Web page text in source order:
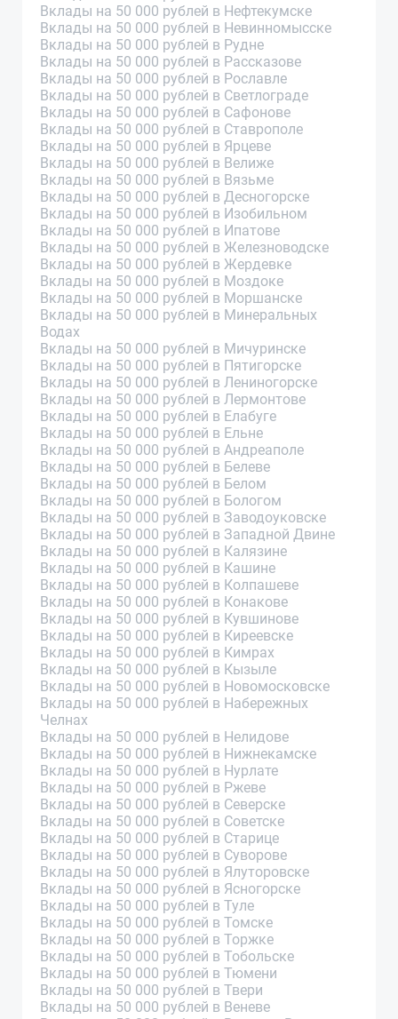
Вклады на 50 000 рублей в Нефтекумске
Вклады на 50 000 рублей в Невинномысске
Вклады на 50 000 рублей в Рудне
Вклады на 50 000 рублей в Рассказове
Вклады на 50 000 рублей в Рославле
Вклады на 50 000 рублей в Светлограде
Вклады на 50 000 рублей в Сафонове
Вклады на 50 000 рублей в Ставрополе
Вклады на 50 000 рублей в Ярцеве
Вклады на 50 000 рублей в Велиже
Вклады на 50 000 рублей в Вязьме
Вклады на 50 000 рублей в Десногорске
Вклады на 50 000 рублей в Изобильном
Вклады на 50 000 рублей в Ипатове
Вклады на 50 000 рублей в Железноводске
Вклады на 50 000 рублей в Жердевке
Вклады на 50 000 рублей в Моздоке
Вклады на 50 000 рублей в Моршанске
Вклады на 50 000 рублей в Минеральных
Водах
Вклады на 50 000 рублей в Мичуринске
Вклады на 50 000 рублей в Пятигорске
Вклады на 50 000 рублей в Лениногорске
Вклады на 50 000 рублей в Лермонтове
Вклады на 50 000 рублей в Елабуге
Вклады на 50 000 рублей в Ельне
Вклады на 50 000 рублей в Андреаполе
Вклады на 50 000 рублей в Белеве
Вклады на 50 000 рублей в Белом
Вклады на 50 000 рублей в Бологом
Вклады на 50 000 рублей в Заводоуковске
Вклады на 50 000 рублей в Западной Двине
Вклады на 50 000 рублей в Калязине
Вклады на 50 000 рублей в Кашине
Вклады на 50 000 рублей в Колпашеве
Вклады на 50 000 рублей в Конакове
Вклады на 50 000 рублей в Кувшинове
Вклады на 50 000 рублей в Киреевске
Вклады на 50 000 рублей в Кимрах
Вклады на 50 000 рублей в Кызыле
Вклады на 50 000 рублей в Новомосковске
Вклады на 50 000 рублей в Набережных
Челнах
Вклады на 50 000 рублей в Нелидове
Вклады на 50 000 рублей в Нижнекамске
Вклады на 50 000 рублей в Нурлате
Вклады на 50 000 рублей в Ржеве
Вклады на 50 000 рублей в Северске
Вклады на 50 000 рублей в Советске
Вклады на 50 000 рублей в Старице
Вклады на 50 000 рублей в Суворове
Вклады на 50 000 рублей в Ялуторовске
Вклады на 50 000 рублей в Ясногорске
Вклады на 50 000 рублей в Туле
Вклады на 50 000 рублей в Томске
Вклады на 50 000 рублей в Торжке
Вклады на 50 000 рублей в Тобольске
Вклады на 50 000 рублей в Тюмени
Вклады на 50 000 рублей в Твери
Вклады на 50 000 рублей в Веневе